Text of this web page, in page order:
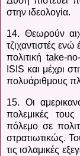
στην ιδεολογία.
14. Θεωρούν
τζιχαντιστές
πολιτική take-no-
ISIS και μέχρι
πολυάριθμους
15. Οι
πολεμικές
πόλεμο σε
στρατιωτικώς.
τις ισλαμικές